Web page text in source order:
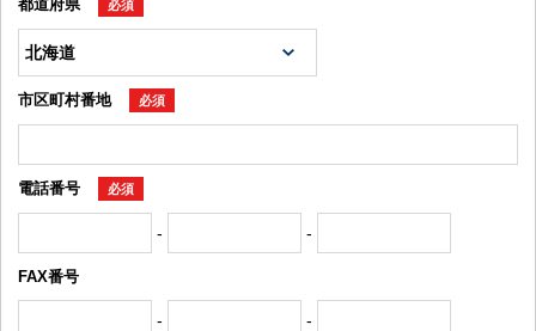
都道府県 必須
市区町村番地 必須
電話番号 必須
- -
FAX番号
- -